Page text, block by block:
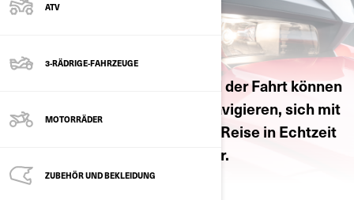
ATV
3-RÄDRIGE-FAHRZEUGE
MOTORRÄDER
ZUBEHÖR UND BEKLEIDUNG
Durch die Verbindung während der Fahrt können
Sie Ihre Abenteuer mühelos navigieren, sich mit
Ihrer Gruppe absprechen, Ihre Reise in Echtzeit
verfolgen und noch vieles mehr.